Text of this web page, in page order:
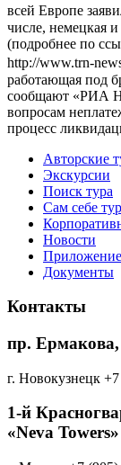
всей Европе
числе, немецкая
(подробнее по
http://www.trn-
работающая под
сообщают «РИА
вопросам
процесс
Авторские
Экскурсии
Поиск тура
Cам себе
Новости
Документы
Контакты
пр. Ермакова,
г. Новокузнецк +7
1-й
«Neva Towers»